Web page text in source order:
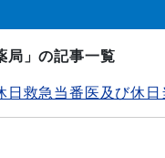
局」の記事一覧
日救急当番医及び休